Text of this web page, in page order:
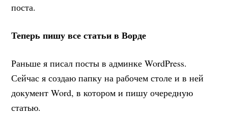
поста.
Теперь пишу все статьи в Ворде
Раньше я писал посты в админке WordPress.
Сейчас я создаю папку на рабочем столе и в ней
документ Word, в котором и пишу очередную
статью.